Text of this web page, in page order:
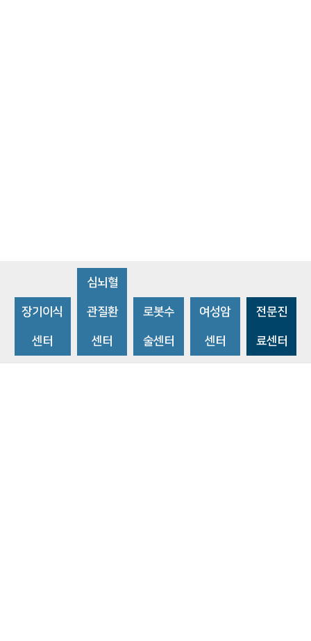
장기이식
센터
심뇌혈
관질환
센터
로봇수
술센터
여성암
센터
전문진
료센터